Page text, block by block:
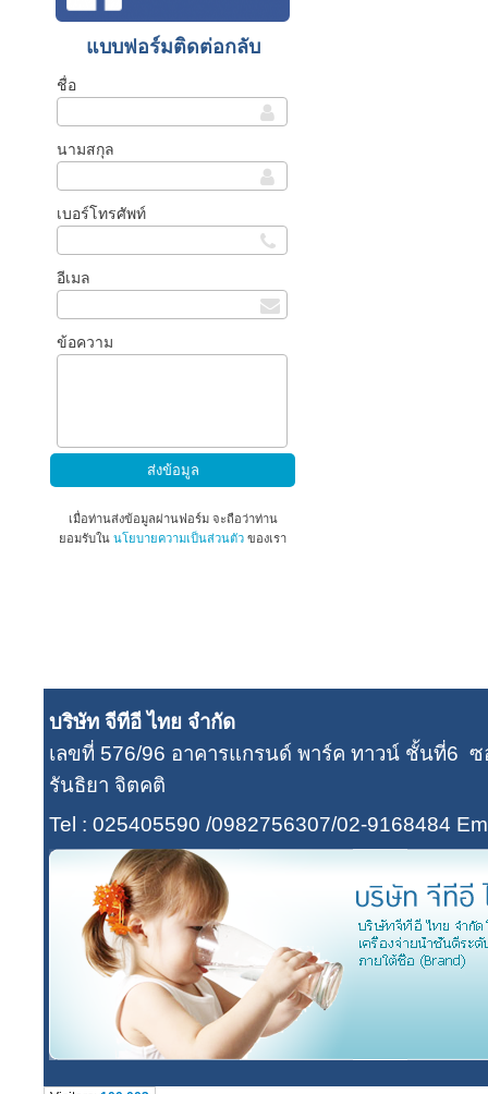
แบบฟอร์มติดต่อกลับ
ชื่อ
นามสกุล
เบอร์โทรศัพท์
อีเมล
ข้อความ
เมื่อท่านส่งข้อมูลผ่านฟอร์ม จะถือว่าท่าน
ยอมรับใน นโยบายความเป็นส่วนตัวของเรา
บริษัท จีทีอี ไทย จำกัด
เลขที่ 576/96 อาคารแกรนด์ พาร์ค ทาวน์ ชั้นที่6
รันธิยา จิตคติ
Tel : 025405590 /0982756307/02-9168484